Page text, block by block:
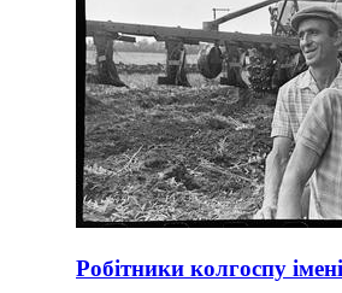
Робітники колгоспу